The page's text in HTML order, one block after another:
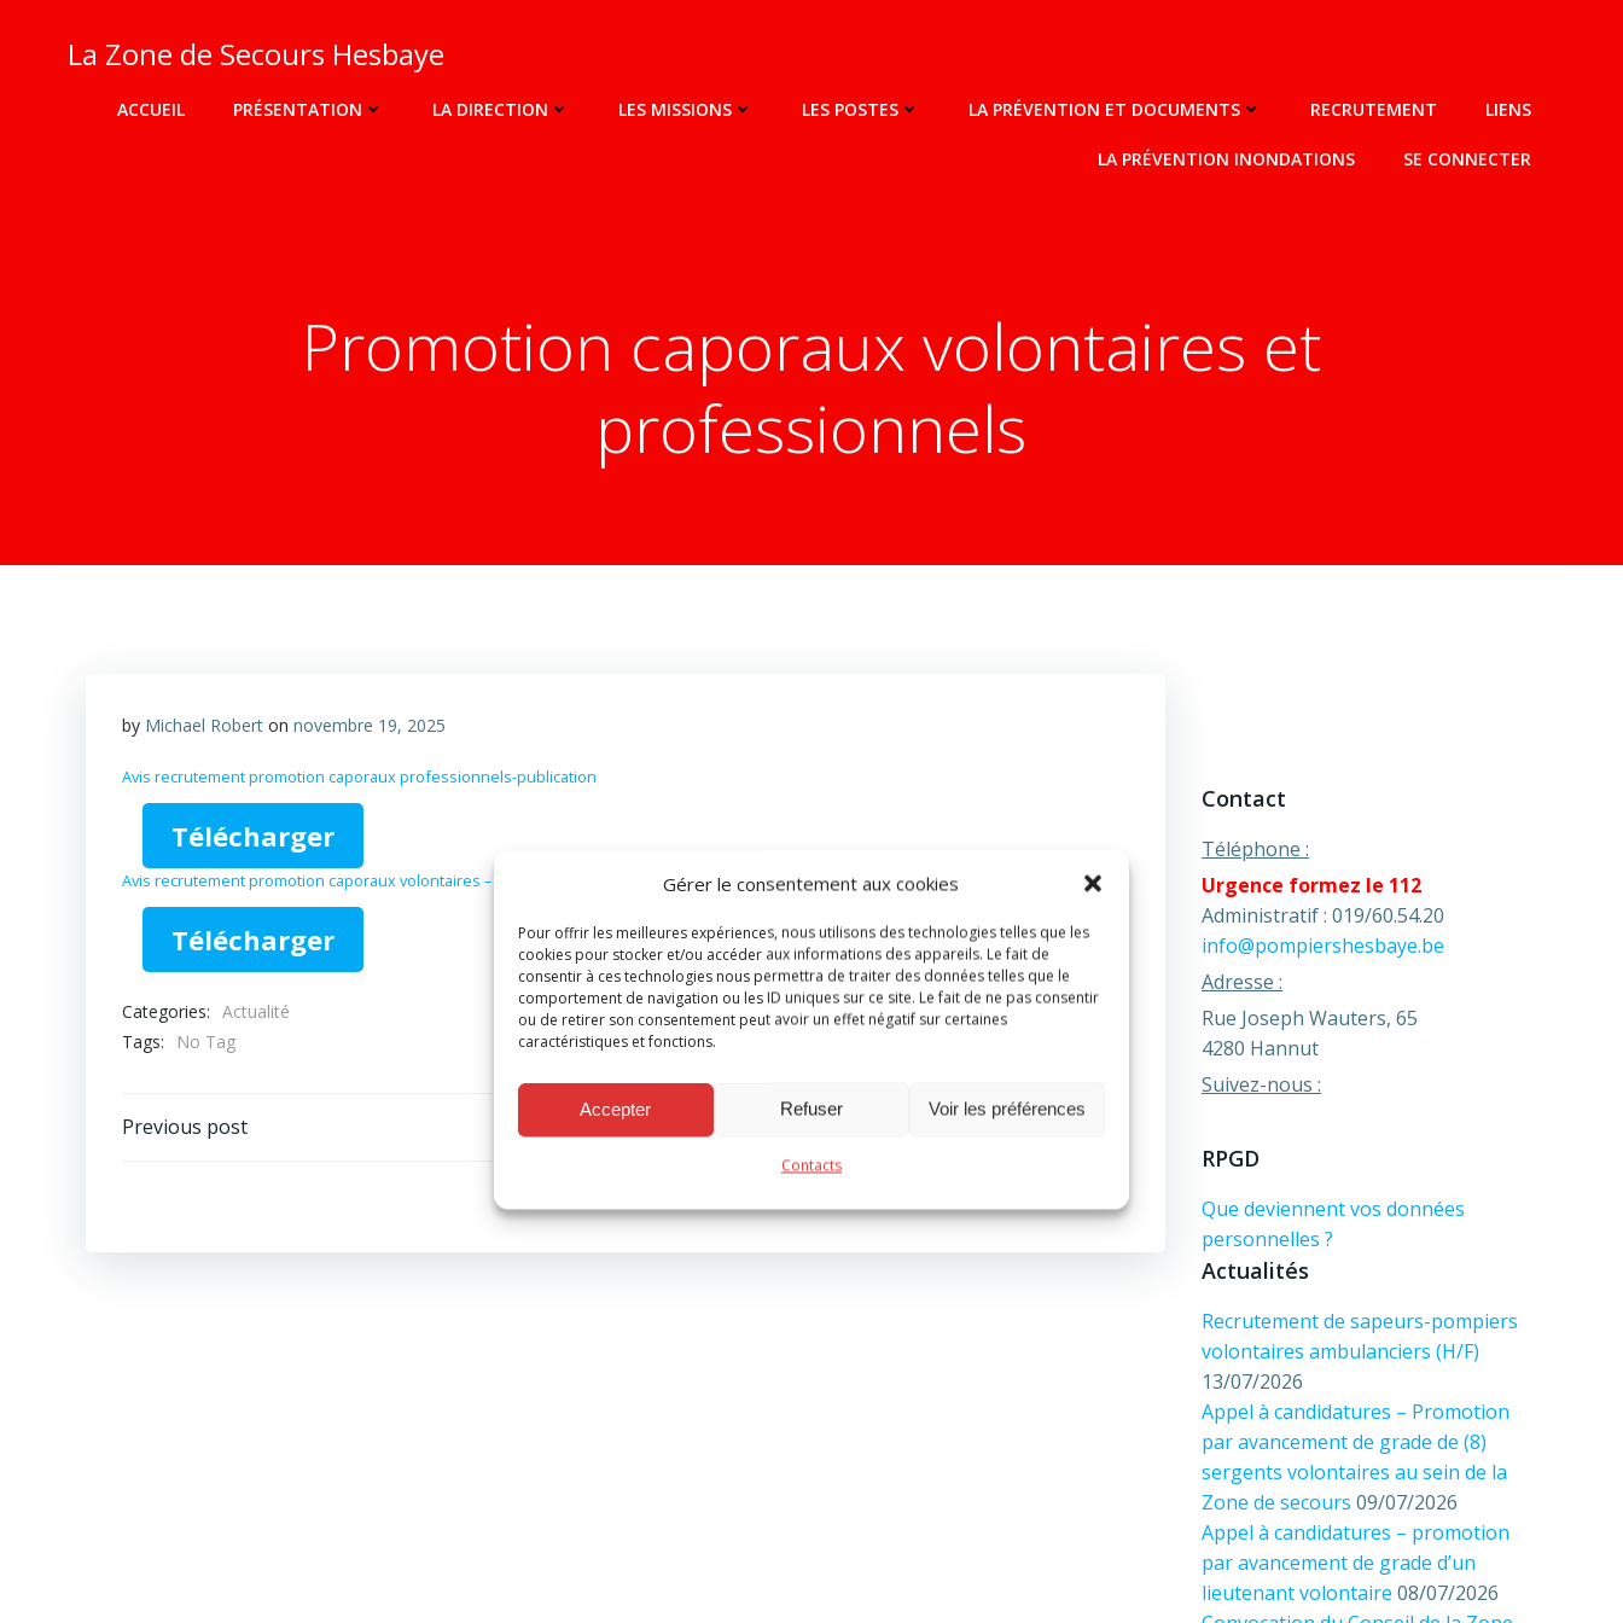
Gérer le consentement aux cookies
Pour offrir les meilleures expériences, nous utilisons des technologies telles que les
cookies pour stocker et/ou accéder aux informations des appareils. Le fait de
consentir à ces technologies nous permettra de traiter des données telles que le
comportement de navigation ou les ID uniques sur ce site. Le fait de ne pas consentir
ou de retirer son consentement peut avoir un effet négatif sur certaines
caractéristiques et fonctions.
Accepter Refuser Voir les préférences
Contacts
contenuLa Zone de Secours Hesbaye
ACCUEIL PRÉSENTATION LA DIRECTION LES MISSIONS LES POSTES LA PRÉVENTION ET DOCUMENTS RECRUTEMENT LIENS
LA PRÉVENTION INONDATIONS SE CONNECTER
Promotion caporaux volontaires et
professionnels
by Michael Robert on novembre 19, 2025
Avis recrutement promotion caporaux professionnels-publication
Télécharger
Avis recrutement promotion caporaux volontaires – publication
Télécharger
Categories: Actualité
Tags:
No Tag
Post
Previous post
Post
navigation
Contact
Téléphone :
Urgence formez le 112
Administratif : 019/60.54.20
info@pompiershesbaye.be
Adresse :
Rue Joseph Wauters, 65
4280 Hannut
Suivez-nous :
RPGD
Que deviennent vos données
personnelles ?
Actualités
Recrutement de sapeurs-pompiers
volontaires ambulanciers (H/F)
13/07/2026
Appel à candidatures – Promotion
par avancement de grade de (8)
sergents volontaires au sein de la
Zone de secours 09/07/2026
Appel à candidatures – promotion
par avancement de grade d’un
lieutenant volontaire 08/07/2026